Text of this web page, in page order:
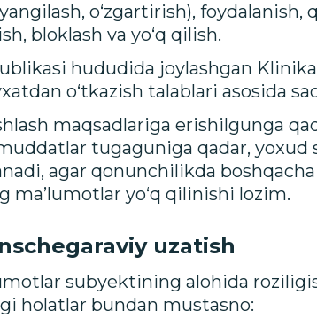
o‘zgartirish), foydalanish,
bloklash va yo‘q qilish.
hududida joylashgan
o‘tkazish talablari asosida
maqsadlariga erishilgunga
tugaguniga qadar, yoxud
agar qonunchilikda boshqacha
ma’lumotlar yo‘q qilinishi lozim.
uzatish
subyektining alohida
holatlar bundan mustasno: